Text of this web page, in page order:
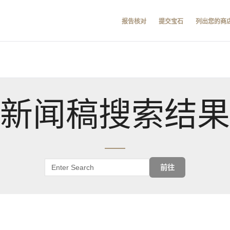
报告核对 提交宝石 列出您的商
新闻稿搜索结果
前往